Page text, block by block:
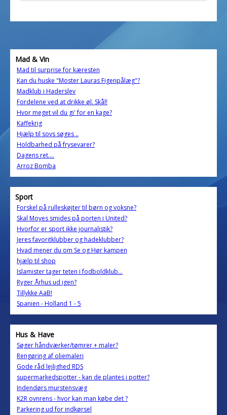
Mad & Vin
Mad til surprise for kæresten
Kan du huske "Moster Lauras Figenpålæg"?
Madklub i Haderslev
Fordelene ved at drikke øl. Skål!
Hvor meget vil du gi' for en kage?
Kaffekrig
Hjælp til sovs søges ..
Holdbarhed på frysevarer?
Dagens ret....
Arroz Bomba
Sport
Forskel på rulleskøjter til børn og voksne?
Skal Moyes smides på porten i United?
Hvorfor er sport ikke journalistik?
Jeres favoritklubber og hadeklubber?
Hvad mener du om Se og Hør kampen
hjælp til shop
Islamister tager teten i fodboldklub...
Ryger Århus ud igen?
Tillykke AaB!
Spanien - Holland 1 - 5
Hus & Have
Søger håndværker/tømrer + maler?
Rengøring af oliemaleri
Gode råd lejlighed RDS
supermarkedspotter - kan de plantes i potter?
Indendørs murstensvæg
K2R ovnrens - hvor kan man købe det ?
Parkering ud for indkørsel